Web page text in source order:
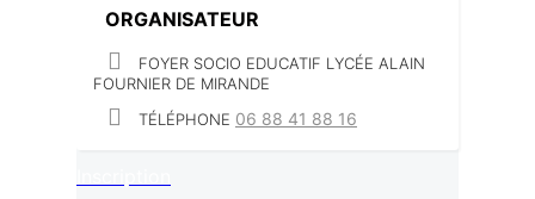
ORGANISATEUR
FOYER SOCIO EDUCATIF LYCÉE ALAIN
FOURNIER DE MIRANDE
TÉLÉPHONE 06 88 41 88 16